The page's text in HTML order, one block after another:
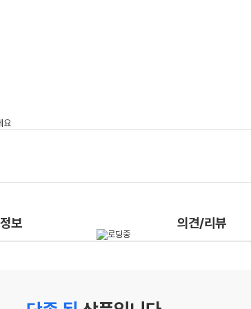
보 의견/리뷰